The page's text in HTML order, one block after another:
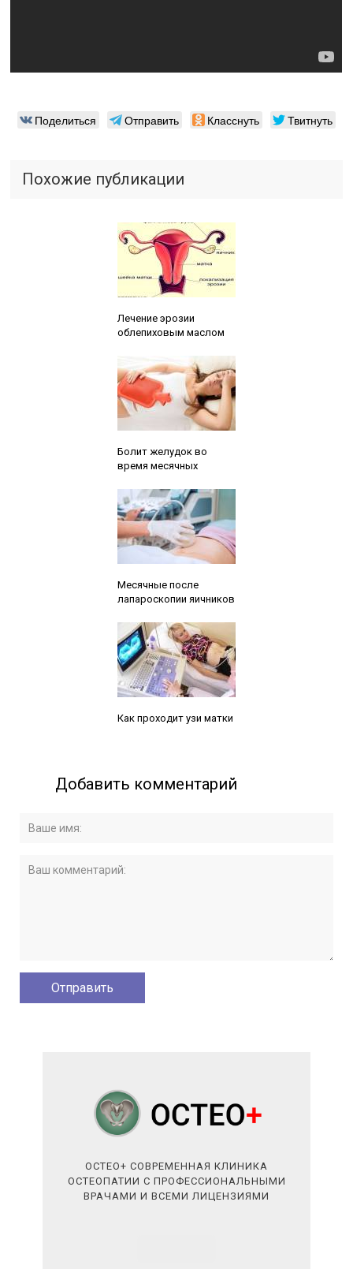
Поделиться Отправить Класснуть Твитнуть
Похожие публикации
Лечение эрозии
облепиховым маслом
Болит желудок во
время месячных
Месячные после
лапароскопии яичников
Как проходит узи матки
Добавить комментарий
ОСТЕО+ СОВРЕМЕННАЯ КЛИНИКА
ОСТЕОПАТИИ С ПРОФЕССИОНАЛЬНЫМИ
ВРАЧАМИ И ВСЕМИ ЛИЦЕНЗИЯМИ